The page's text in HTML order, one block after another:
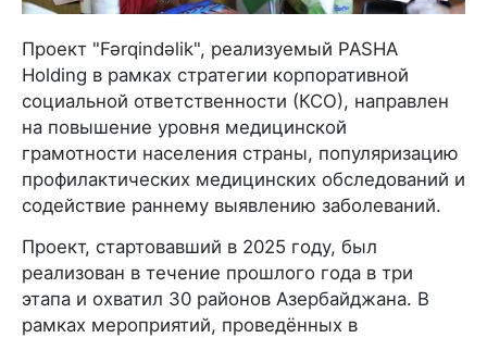
Проект "Fərqindəlik", реализуемый PASHA
Holding в рамках стратегии корпоративной
социальной ответственности (КСО), направлен
на повышение уровня медицинской
грамотности населения страны, популяризацию
профилактических медицинских обследований и
содействие раннему выявлению заболеваний.
Проект, стартовавший в 2025 году, был
реализован в течение прошлого года в три
этапа и охватил 30 районов Азербайджана. В
рамках мероприятий, проведённых в